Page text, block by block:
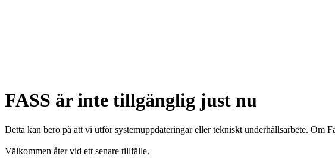
FASS är inte tillgänglig just nu
Detta kan bero på att vi utför systemuppdateringar eller tekniskt underhållsarbete. Om
Välkommen åter vid ett senare tillfälle.